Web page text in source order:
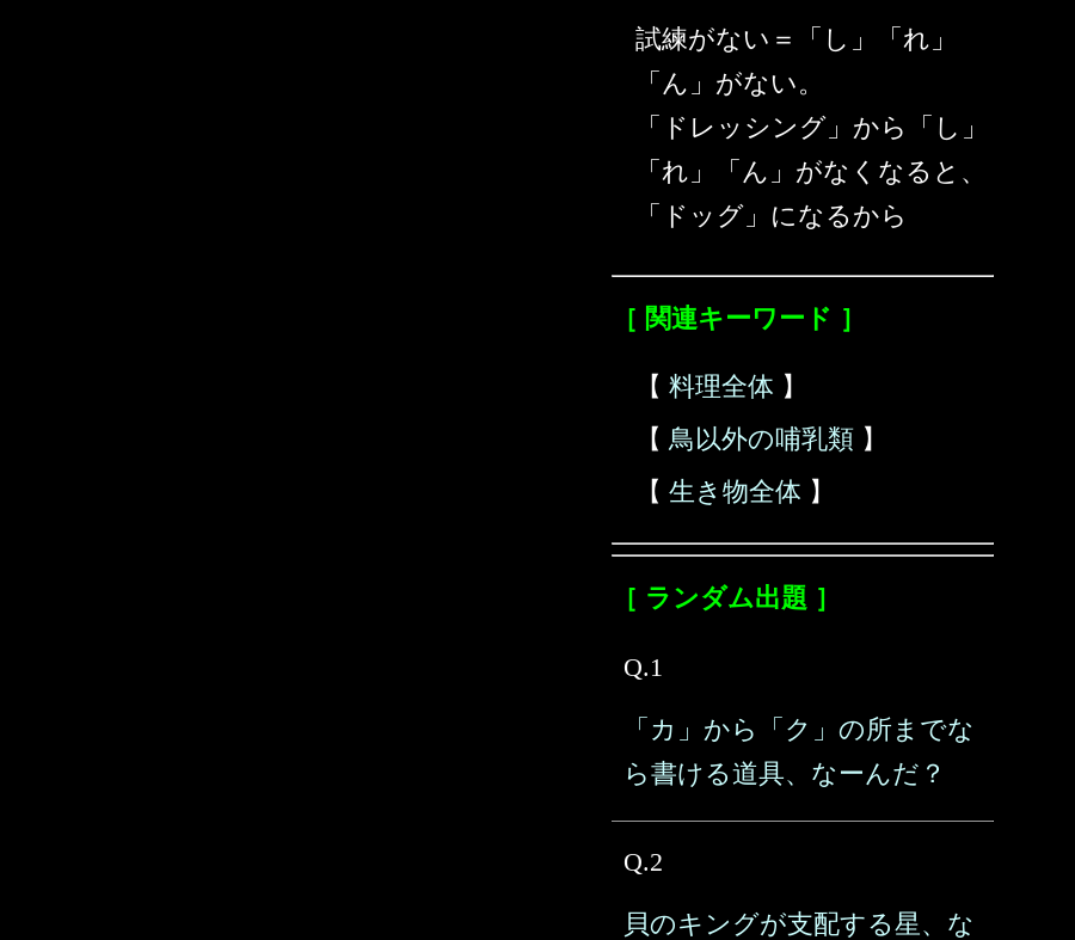
試練がない＝「し」「れ」
「ん」がない。
「ドレッシング」から「し」
「れ」「ん」がなくなると、
「ドッグ」になるから
［ 関連キーワード ］
【 料理全体 】
【 鳥以外の哺乳類 】
【 生き物全体 】
［ ランダム出題 ］
Q.1
「カ」から「ク」の所までな
ら書ける道具、なーんだ？
Q.2
貝のキングが支配する星、な